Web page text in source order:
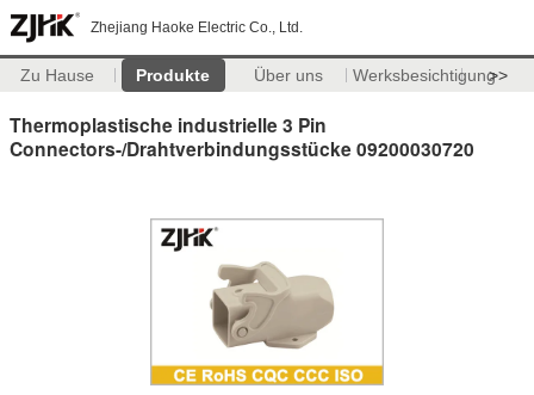
Zhejiang Haoke Electric Co., Ltd.
Zu Hause Produkte Über uns Werksbesichtigung>>
Thermoplastische industrielle 3 Pin
Connectors-/Drahtverbindungsstücke 09200030720